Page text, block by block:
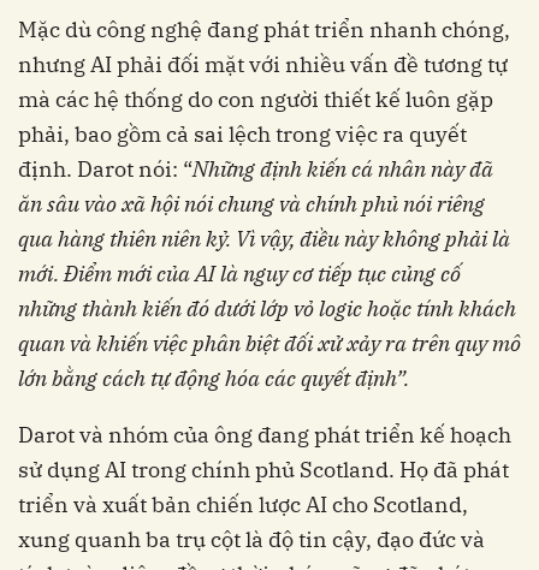
Mặc dù công nghệ đang phát triển nhanh chóng,
nhưng AI phải đối mặt với nhiều vấn đề tương tự
mà các hệ thống do con người thiết kế luôn gặp
phải, bao gồm cả sai lệch trong việc ra quyết
định. Darot nói: “Những định kiến cá nhân này đã
ăn sâu vào xã hội nói chung và chính phủ nói riêng
qua hàng thiên niên kỷ. Vì vậy, điều này không phải là
mới. Điểm mới của AI là nguy cơ tiếp tục củng cố
những thành kiến đó dưới lớp vỏ logic hoặc tính khách
quan và khiến việc phân biệt đối xử xảy ra trên quy mô
lớn bằng cách tự động hóa các quyết định”.
Darot và nhóm của ông đang phát triển kế hoạch
sử dụng AI trong chính phủ Scotland. Họ đã phát
triển và xuất bản chiến lược AI cho Scotland,
xung quanh ba trụ cột là độ tin cậy, đạo đức và